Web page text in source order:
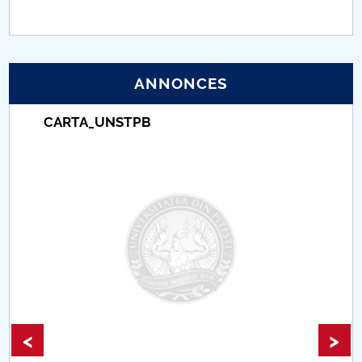
PNRR
Comisie de etica unversitară
Accesibilitate pentru studenții cu dizabilități
ANNONCES
CARTA_UNSTPB
< >